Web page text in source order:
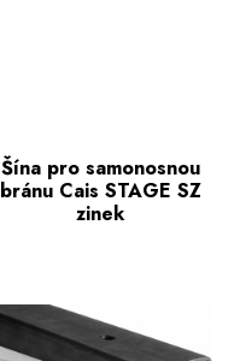
Šína pro samonosnou
bránu Cais STAGE SZ
zinek